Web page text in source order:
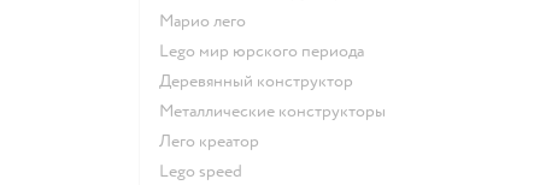
Марио лего
Lego мир юрского периода
Деревянный конструктор
Металлические конструкторы
Лего креатор
Lego speed